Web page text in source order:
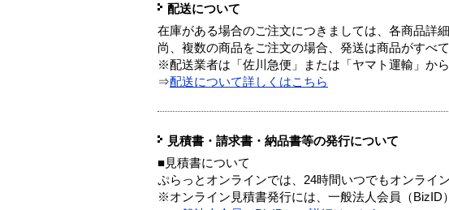
配送について
在庫がある場合のご注文につきましては、各商品詳
尚、複数の商品をご注文の場合、発送は商品がすべ
※配送業者は「佐川急便」または「ヤマト運輸」か
⇒配送について詳しくはこちら
見積書・請求書・納品書等の発行について
■見積書について
ぷらっとオンラインでは、24時間いつでもオンライ
※オンライン見積書発行には、一般法人会員（BizID